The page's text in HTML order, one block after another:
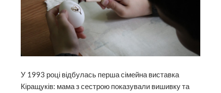
У 1993 році відбулась перша сімейна виставка
Кіращуків: мама з сестрою показували вишивку та